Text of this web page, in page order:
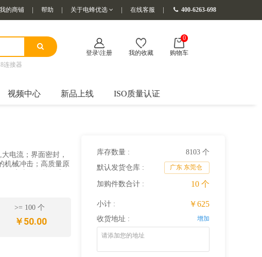
我的商铺 帮助 关于电蜂优选 在线客服 400-6263-698
连接器
登录\注册 我的收藏 购物车
0
视频中心 新品上线 ISO质量认证
电流；界面密封，
机械冲击；高质量原
>= 100 个
￥50.00
库存数量 :
8103 个
默认发货仓库 :
广东 东莞仓
加购件数合计 : 10 个
小计 : ￥625
收货地址 : 增加
请添加您的地址